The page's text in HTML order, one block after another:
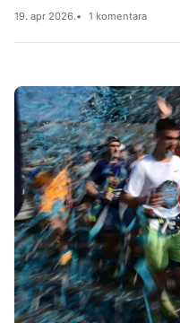
19. apr 2026. 1 komentara